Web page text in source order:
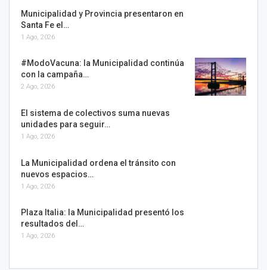
Municipalidad y Provincia presentaron en
Santa Fe el…
1 Ago, 2026
#ModoVacuna: la Municipalidad continúa
con la campaña…
2 Ago, 2026
El sistema de colectivos suma nuevas
unidades para seguir…
1 Ago, 2026
La Municipalidad ordena el tránsito con
nuevos espacios…
1 Ago, 2026
Plaza Italia: la Municipalidad presentó los
resultados del…
1 Ago, 2026